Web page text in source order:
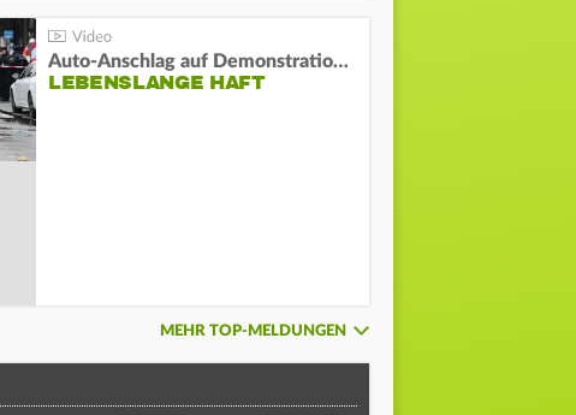
Auto-Anschlag auf Demonstration in München:
LEBENSLANGE HAFT
MEHR TOP-MELDUNGEN